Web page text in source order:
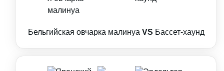
Бельгийская овчарка малинуа VS Бассет-хаунд